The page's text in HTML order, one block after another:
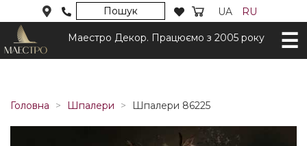
Пошук UA RU
Маестро Декор. Працюємо з 2005 року
Головна Шпалери Шпалери 86225